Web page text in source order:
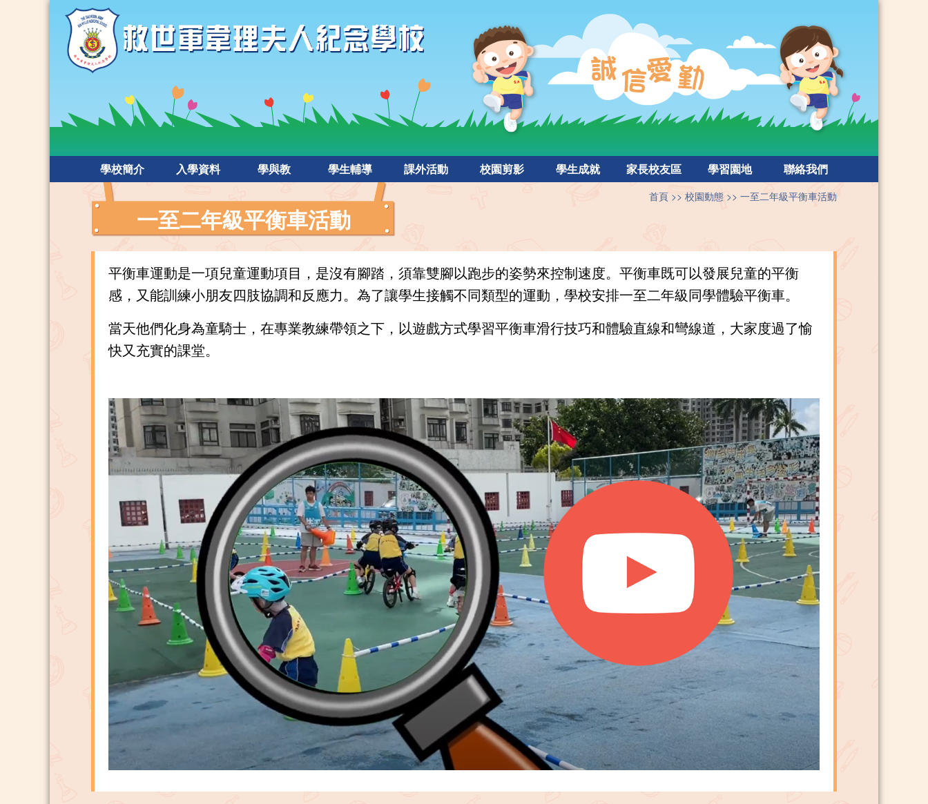
學校簡介 入學資料 學與教 學生輔導 課外活動 校園剪影 學生成就 家長校友區 學習園地 聯絡我們
一至二年級平衡車活動
首頁 校園動態 一至二年級平衡車活動
平衡車運動是一項兒童運動項目，是沒有腳踏，須靠雙腳以跑步的姿勢來控制速度。平衡車既可以發展兒童的平衡
感，又能訓練小朋友四肢協調和反應力。為了讓學生接觸不同類型的運動，學校安排一至二年級同學體驗平衡車。
當天他們化身為童騎士，在專業教練帶領之下，以遊戲方式學習平衡車滑行技巧和體驗直線和彎線道，大家度過了愉
快又充實的課堂。